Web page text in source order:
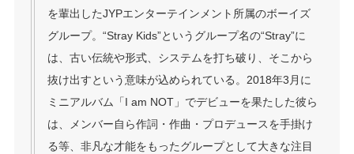
を輩出したJYPエンターテインメント所属のボーイズ
グループ。“Stray Kids”というグループ名の“Stray”に
は、古い伝統や形式、システムを打ち破り、そこから
抜け出すという意味が込められている。2018年3月に
ミニアルバム「I am NOT」でデビューを果たした彼ら
は、メンバー自ら作詞・作曲・プロデュースを手掛け
る等、非凡な才能をもったグループとして大きな注目